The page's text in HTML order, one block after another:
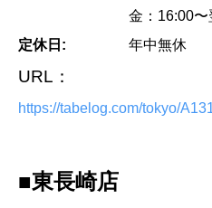
金：16:00
定休日:
年中無休
URL：
https://tabelog.com/tokyo/
■東長崎店